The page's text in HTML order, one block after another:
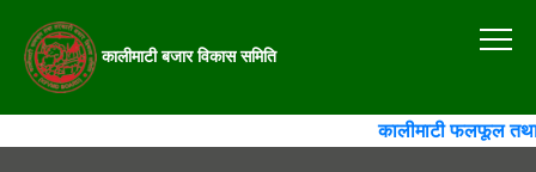
कालीमाटी बजार विकास समिति
कालीमाटी फलफूल तथा